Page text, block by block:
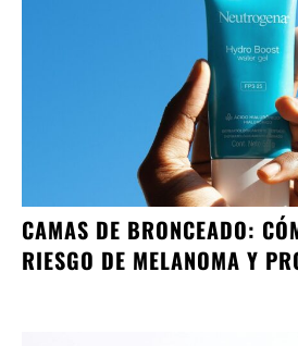
CAMAS DE BRONCEADO:
RIESGO DE MELANOMA Y